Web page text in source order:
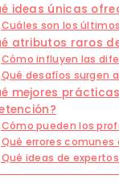
ideas únicas
son los
atributos raros
influyen las
desafíos surgen
mejores
pueden los
errores
ideas de